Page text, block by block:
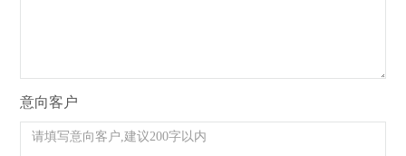
意向客户